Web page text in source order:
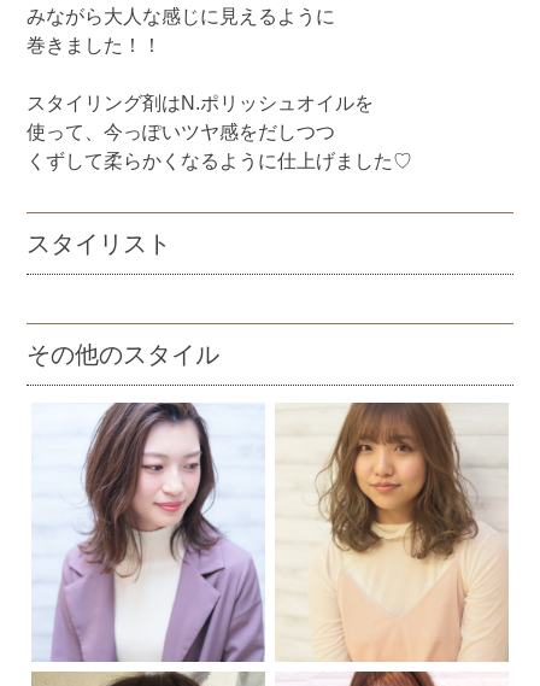
みながら大人な感じに見えるように
巻きました！！
スタイリング剤はN.ポリッシュオイルを
使って、今っぽいツヤ感をだしつつ
くずして柔らかくなるように仕上げました♡
スタイリスト
その他のスタイル